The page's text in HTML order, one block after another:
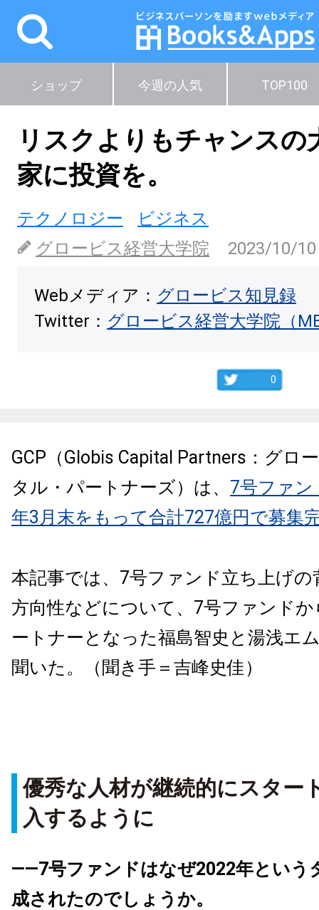
ショップ 今週の人気 TOP100
リスクよりもチャンスの
家に投資を。
テクノロジー
ビジネス
グロービス経営大学院
2023/10/10
Webメディア： グロービス知見録
Twitter： グロービス経営大学院（
0
GCP（Globis Capital Partners：グロ
タル・パートナーズ）は、 7号ファ
年3月末をもって合計727億円で募集
本記事では、7号ファンド立ち上げの
方向性などについて、7号ファンド
ートナーとなった福島智史と湯浅エ
聞いた。（聞き手＝吉峰史佳）
優秀な人材が継続的にスター
入するように
――7号ファンドはなぜ2022年という
成されたのでしょうか。